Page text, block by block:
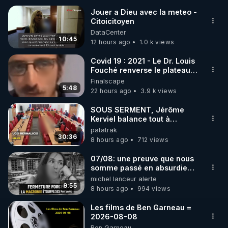
🌱 INSTAGRAM
https://www.instagram.com/rdlr_thierrycasasnovas/
http://rgnr.li/instagram
🌱 LA NEWSLETTER
Pour ne pas rater l’actualité RGNR (stages,
http://rgnr.li/news
🌱 VIDÉOS NON CENSURÉES SUR ODYSEE
Toutes les vidéos Youtube sont aussi sur la
http://rgnr.li/odysee
🌱 LES STAGES EN PRÉSENTIEL
10:45
Jouer a Dieu avec la meteo -
Citoicitoyen
DataCenter
12 hours ago
1.0 k views
5:48
Covid 19 : 2021 - Le Dr. Louis
Fouché renverse le plateau
de CNews !
Finalscape
22 hours ago
3.9 k views
30:36
SOUS SERMENT, Jérôme
Kerviel balance tout à
l'Assemblée !
patatrak
8 hours ago
712 views
9:55
07/08: une preuve que nous
somme passé en absurdie
une dictature qui veut faire
taire ses opposant !
michel lanceur alerte
8 hours ago
994 views
Les films de Ben Garneau =
2026-08-08